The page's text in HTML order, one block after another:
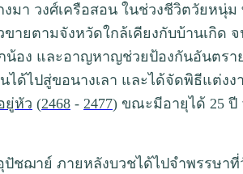
า วงศ์เครือสอน ในช่วงชีวิตวัยห
ายตามจังหวัดใกล้เคียงกับบ้านเ
น้อง และอาญหาญช่วยป้องกันอันต
ด้ไปสู่ขอนางเลา และได้จัดพิธีแต่งง
ยู่หัว (2468 - 2477) ขณะมีอายุได้ 25 ปี
าย์ ภายหลังบวชได้ไปจำพรรษาที่